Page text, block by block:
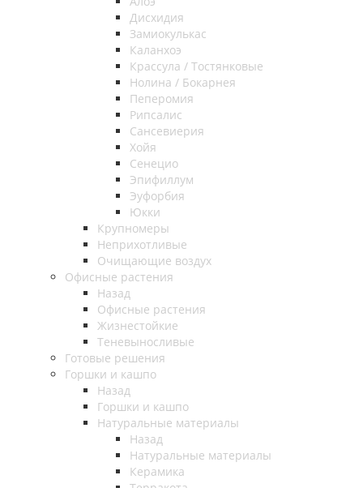
Дисхидия
Замиокулькас
Каланхоэ
Крассула / Тостянковые
Нолина / Бокарнея
Пеперомия
Рипсалис
Сансевиерия
Хойя
Сенецио
Эпифиллум
Эуфорбия
Юкки
Крупномеры
Неприхотливые
Очищающие воздух
Офисные растения
Назад
Офисные растения
Жизнестойкие
Теневыносливые
Готовые решения
Горшки и кашпо
Назад
Горшки и кашпо
Натуральные материалы
Назад
Натуральные материалы
Керамика